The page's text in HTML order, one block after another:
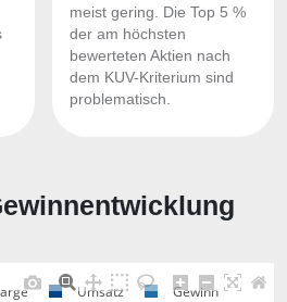
meist gering. Die Top 5 %
der am höchsten
bewerteten Aktien nach
dem KUV-Kriterium sind
problematisch.
Umsatz Gewinn